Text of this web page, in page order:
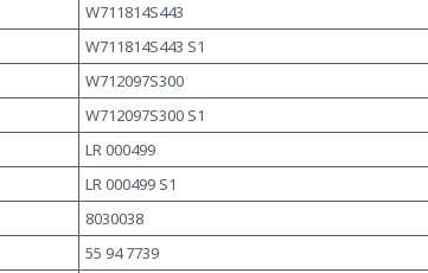
W711814S443
W711814S443 S1
W712097S300
W712097S300 S1
LR 000499
LR 000499 S1
8030038
55 94 7739